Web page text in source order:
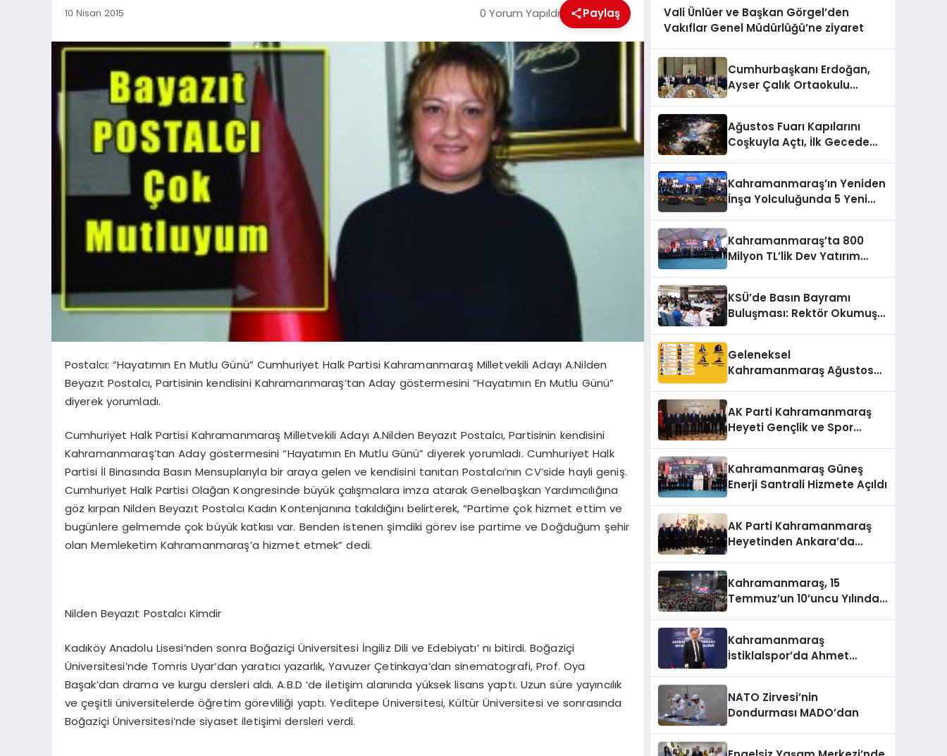
10 Nisan 2015 0 Yorum Yapıldı Paylaş
Postalcı: “Hayatımın En Mutlu Günü” Cumhuriyet Halk Partisi Kahramanmaraş Milletvekili Adayı A.Nilden
Beyazıt Postalcı, Partisinin kendisini Kahramanmaraş’tan Aday göstermesini “Hayatımın En Mutlu Günü”
diyerek yorumladı.
Cumhuriyet Halk Partisi Kahramanmaraş Milletvekili Adayı A.Nilden Beyazıt Postalcı, Partisinin kendisini
Kahramanmaraş’tan Aday göstermesini “Hayatımın En Mutlu Günü” diyerek yorumladı. Cumhuriyet Halk
Partisi İl Binasında Basın Mensuplarıyla bir araya gelen ve kendisini tanıtan Postalcı’nın CV’side hayli geniş.
Cumhuriyet Halk Partisi Olağan Kongresinde büyük çalışmalara imza atarak Genelbaşkan Yardımcılığına
göz kırpan Nilden Beyazıt Postalcı Kadın Kontenjanına takıldığını belirterek, “Partime çok hizmet ettim ve
bugünlere gelmemde çok büyük katkısı var. Benden istenen şimdiki görev ise partime ve Doğduğum şehir
olan Memleketim Kahramanmaraş’a hizmet etmek” dedi.
Nilden Beyazıt Postalcı Kimdir
Kadıköy Anadolu Lisesi’nden sonra Boğaziçi Üniversitesi İngiliz Dili ve Edebiyatı’ nı bitirdi. Boğaziçi
Üniversitesi’nde Tomris Uyar’dan yaratıcı yazarlık, Yavuzer Çetinkaya’dan sinematografi, Prof. Oya
Başak’dan drama ve kurgu dersleri aldı. A.B.D ‘de iletişim alanında yüksek lisans yaptı. Uzun süre yayıncılık
ve çeşitli üniversitelerde öğretim görevliliği yaptı. Yeditepe Üniversitesi, Kültür Üniversitesi ve sonrasında
Boğaziçi Üniversitesi’nde siyaset iletişimi dersleri verdi.
Vali Ünlüer ve Başkan Görgel’den
Vakıflar Genel Müdürlüğü’ne ziyaret
Cumhurbaşkanı Erdoğan,
Ayser Çalık Ortaokulu
Ağustos Fuarı Kapılarını
Coşkuyla Açtı, İlk Gecede
Kahramanmaraş’ın Yeniden
İnşa Yolculuğunda 5 Yeni
Kahramanmaraş’ta 800
Milyon TL’lik Dev Yatırım
KSÜ’de Basın Bayramı
Buluşması: Rektör Okumuş
Geleneksel
Kahramanmaraş Ağustos
AK Parti Kahramanmaraş
Heyeti Gençlik ve Spor
Kahramanmaraş Güneş
Enerji Santrali Hizmete Açıldı
AK Parti Kahramanmaraş
Heyetinden Ankara’da
Kahramanmaraş, 15
Temmuz’un 10’uncu Yılında
Kahramanmaraş
İstiklalspor’da Ahmet
NATO Zirvesi’nin
Dondurması MADO’dan